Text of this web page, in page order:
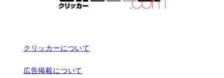
クリッカーについて
広告掲載について